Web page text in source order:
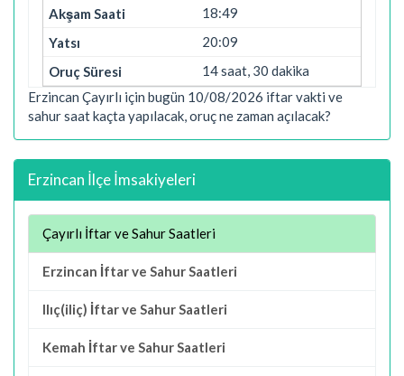
18:49
20:09
14 saat, 30 dakika
Erzincan Çayırlı için bugün 10/08/2026 iftar vakti ve
sahur saat kaçta yapılacak, oruç ne zaman açılacak?
Erzincan İlçe İmsakiyeleri
Çayırlı İftar ve Sahur Saatleri
Erzincan İftar ve Sahur Saatleri
Ilıç(iliç) İftar ve Sahur Saatleri
Kemah İftar ve Sahur Saatleri